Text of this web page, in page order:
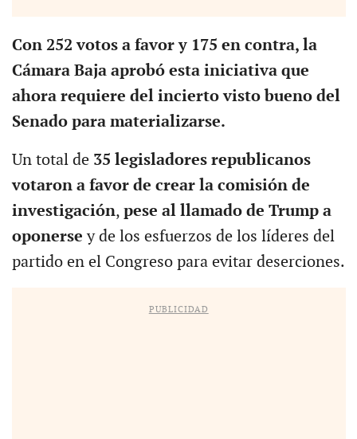
Con 252 votos a favor y 175 en contra, la
Cámara Baja aprobó esta iniciativa que
ahora requiere del incierto visto bueno del
Senado para materializarse.
Un total de 35 legisladores republicanos
votaron a favor de crear la comisión de
investigación, pese al llamado de Trump a
oponerse y de los esfuerzos de los líderes del
partido en el Congreso para evitar deserciones.
PUBLICIDAD